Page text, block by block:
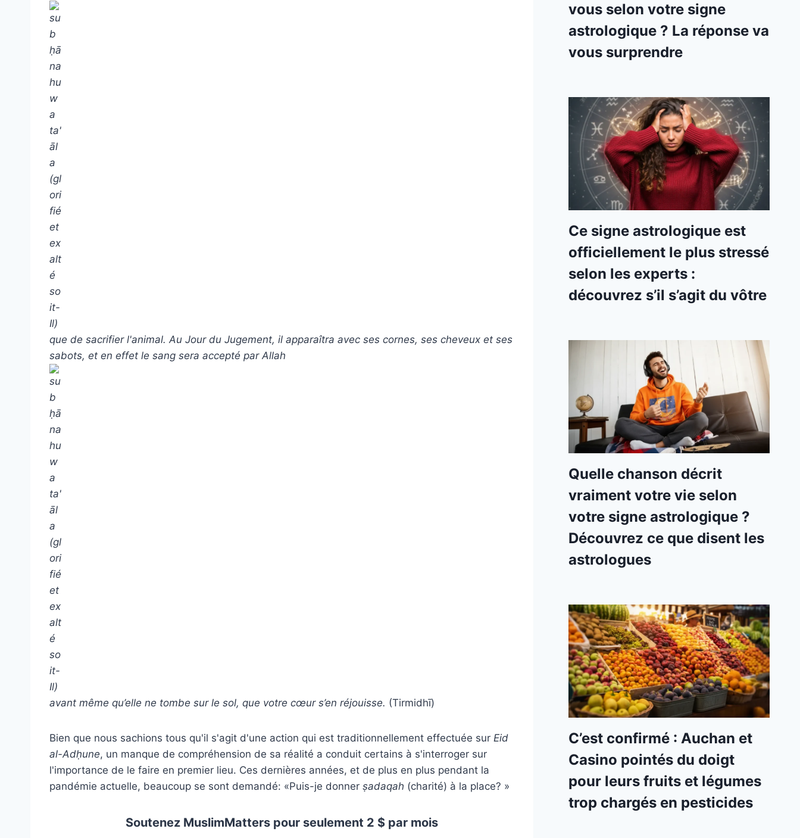
que de sacrifier l'animal. Au Jour du Jugement, il apparaîtra avec ses cornes, ses cheveux et ses
sabots, et en effet le sang sera accepté par Allah
avant même qu’elle ne tombe sur le sol, que votre cœur s’en réjouisse. (Tirmidhī)
Bien que nous sachions tous qu'il s'agit d'une action qui est traditionnellement effectuée sur Eid
al-Adḥune, un manque de compréhension de sa réalité a conduit certains à s'interroger sur
l'importance de le faire en premier lieu. Ces dernières années, et de plus en plus pendant la
pandémie actuelle, beaucoup se sont demandé: «Puis-je donner ṣadaqah (charité) à la place? »
Soutenez MuslimMatters pour seulement 2 $ par mois
vous selon votre signe
astrologique ? La réponse va
vous surprendre
Ce signe astrologique est
officiellement le plus stressé
selon les experts :
découvrez s’il s’agit du vôtre
Quelle chanson décrit
vraiment votre vie selon
votre signe astrologique ?
Découvrez ce que disent les
astrologues
C’est confirmé : Auchan et
Casino pointés du doigt
pour leurs fruits et légumes
trop chargés en pesticides